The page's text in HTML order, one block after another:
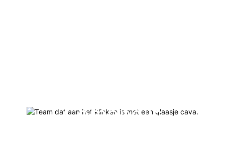
Comopolis